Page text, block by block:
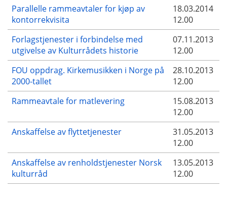
Parallelle rammeavtaler for kjøp av
kontorrekvisita
18.03.2014
12.00
Forlagstjenester i forbindelse med
utgivelse av Kulturrådets historie
07.11.2013
12.00
FOU oppdrag. Kirkemusikken i Norge på
2000-tallet
28.10.2013
12.00
Rammeavtale for matlevering
15.08.2013
12.00
Anskaffelse av flyttetjenester
31.05.2013
12.00
Anskaffelse av renholdstjenester Norsk
kulturråd
13.05.2013
12.00